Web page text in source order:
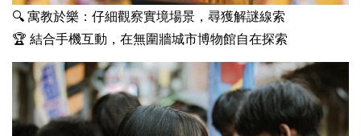
🔍 寓教於樂 ：仔細觀察實境場景，尋獲解謎線索
🏆 結合手機互動，在無圍牆城市博物館自在探索